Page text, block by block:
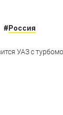
#Россия
УАЗ с